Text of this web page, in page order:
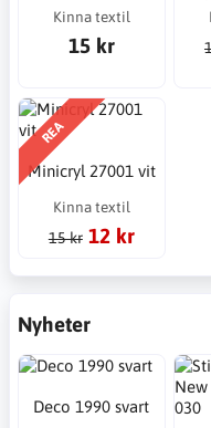
Kinna textil
15 kr
REA
Minicryl 27001 vit
Kinna textil
15 kr 12 kr
Nyheter
Deco 1990 svart